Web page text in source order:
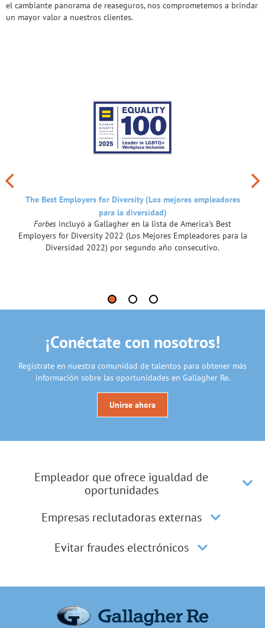
el cambiante panorama de reaseguros, nos comprometemos a brindar
un mayor valor a nuestros clientes.
The Best Employers for Diversity (Los mejores empleadores
para la diversidad)
Forbes incluyó a Gallagher en la lista de America's Best
Employers for Diversity 2022 (Los Mejores Empleadores para la
Diversidad 2022) por segundo año consecutivo.
¡Conéctate con nosotros!
Regístrate en nuestra comunidad de talentos para obtener más
información sobre las oportunidades en Gallagher Re.
Unirse ahora
Empleador que ofrece igualdad de
oportunidades
Empresas reclutadoras externas
Evitar fraudes electrónicos